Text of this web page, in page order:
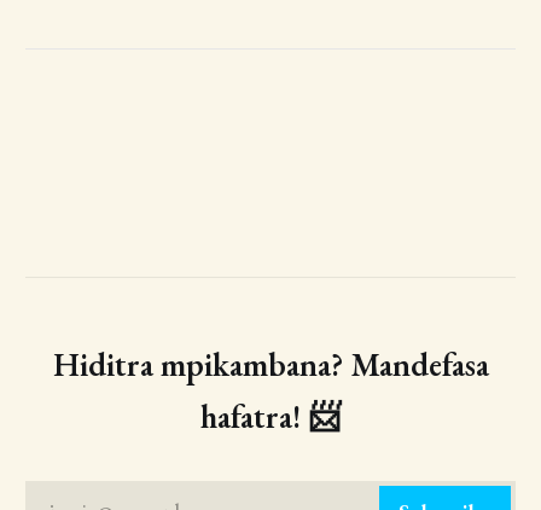
Hiditra mpikambana? Mandefasa
hafatra! 📨